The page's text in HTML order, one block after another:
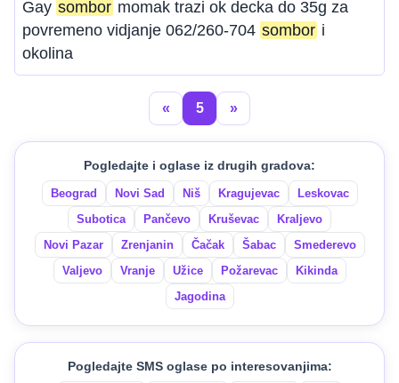
Gay sombor momak trazi ok decka do 35g za
povremeno vidjanje 062/260-704 sombor i
okolina
« 5 »
Pogledajte i oglase iz drugih gradova:
Beograd Novi Sad Niš Kragujevac
Leskovac
Subotica
Pančevo Kruševac
Kraljevo
Novi Pazar
Zrenjanin Čačak Šabac
Smederevo
Valjevo
Vranje Užice Požarevac
Kikinda
Jagodina
Pogledajte SMS oglase po interesovanjima: